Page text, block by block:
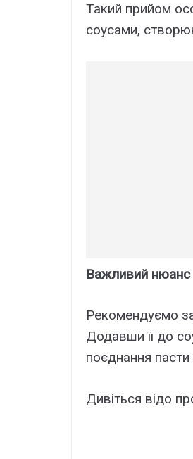
Такий прийом
соусами,
Важливий нюанс
Рекомендуємо
Додавши її до
поєднання
Дивіться відо